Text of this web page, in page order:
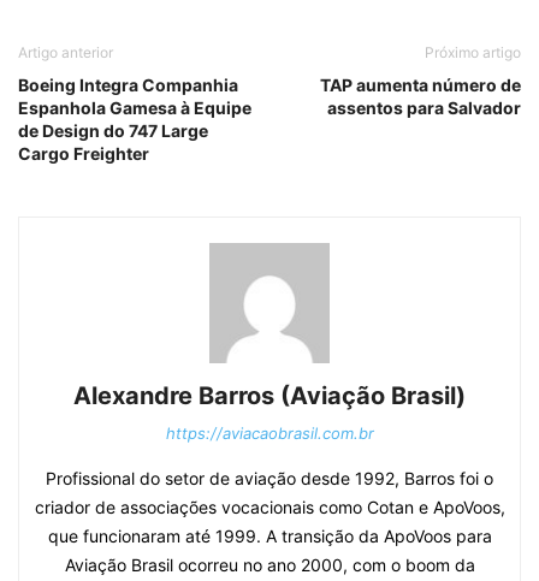
Artigo anterior
Boeing Integra Companhia
Espanhola Gamesa à Equipe
de Design do 747 Large
Cargo Freighter
Próximo artigo
TAP aumenta número de
assentos para Salvador
Alexandre Barros (Aviação Brasil)
https://aviacaobrasil.com.br
Profissional do setor de aviação desde 1992, Barros foi o
criador de associações vocacionais como Cotan e ApoVoos,
que funcionaram até 1999. A transição da ApoVoos para
Aviação Brasil ocorreu no ano 2000, com o boom da